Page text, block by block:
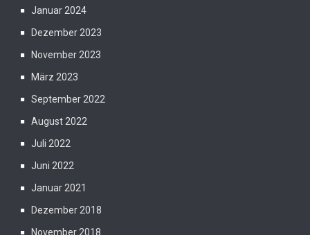
Januar 2024
Dezember 2023
November 2023
März 2023
September 2022
August 2022
Juli 2022
Juni 2022
Januar 2021
Dezember 2018
November 2018